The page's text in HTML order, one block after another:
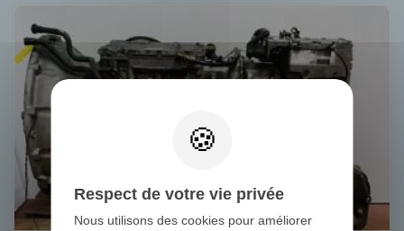
Respect de votre vie privée
Nous utilisons des cookies pour améliorer